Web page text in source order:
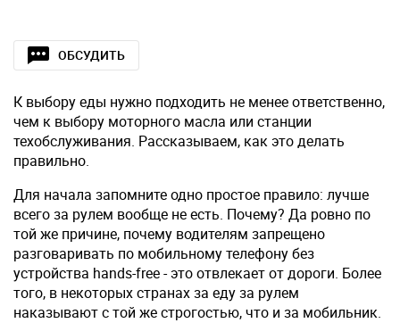
ОБСУДИТЬ
К выбору еды нужно подходить не менее ответственно,
чем к выбору моторного масла или станции
техобслуживания. Рассказываем, как это делать
правильно.
Для начала запомните одно простое правило: лучше
всего за рулем вообще не есть. Почему? Да ровно по
той же причине, почему водителям запрещено
разговаривать по мобильному телефону без
устройства hands-free - это отвлекает от дороги. Более
того, в некоторых странах за еду за рулем
наказывают с той же строгостью, что и за мобильник.